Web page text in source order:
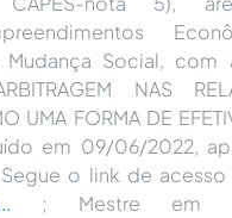
Mudança Social, com
NAS
UMA FORMA DE
em 09/06/2022,
o link de acesso
; Mestre em